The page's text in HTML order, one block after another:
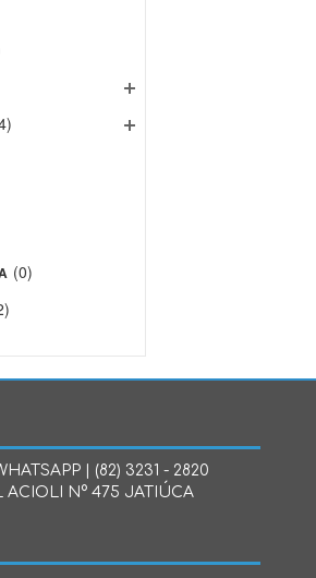
(0)
| (82) 3231 - 2820
ACIOLI N° 475 JATIÚCA